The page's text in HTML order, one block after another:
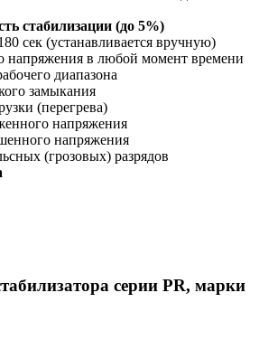
стабилизации (до 5%)
сек (устанавливается вручную)
напряжения в любой момент времени
диапазона
замыкания
(перегрева)
напряжения
напряжения
(грозовых) разрядов
серии PR, марки